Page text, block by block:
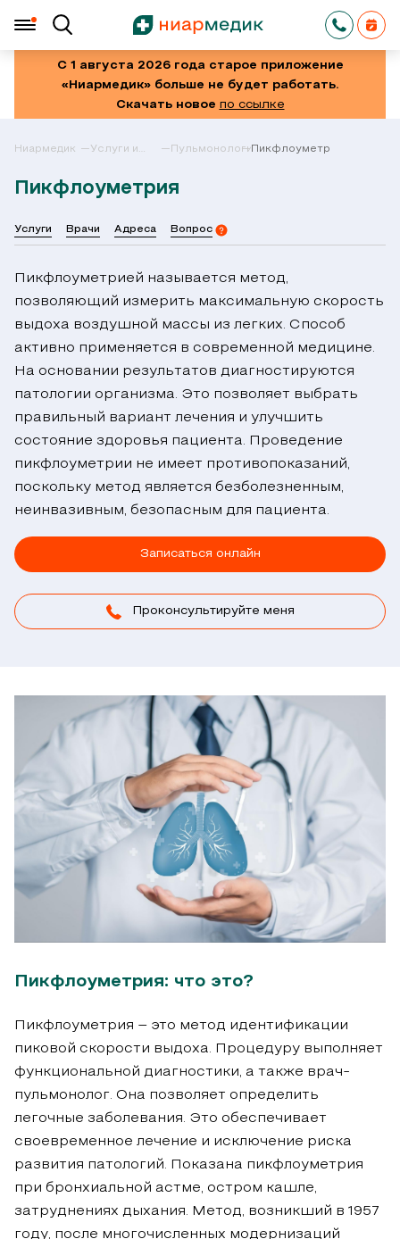
С 1 августа 2026 года старое приложение
«Ниармедик» больше не будет работать.
Скачать новое по ссылке
Ниармедик
Услуги и
ПульмонологияПикфлоуметрия
Пикфлоуметрия
Услуги Врачи Адреса Вопрос
Пикфлоуметрией называется метод,
позволяющий измерить максимальную скорость
выдоха воздушной массы из легких. Способ
активно применяется в современной медицине.
На основании результатов диагностируются
патологии организма. Это позволяет выбрать
правильный вариант лечения и улучшить
состояние здоровья пациента. Проведение
пикфлоуметрии не имеет противопоказаний,
поскольку метод является безболезненным,
неинвазивным, безопасным для пациента.
Записаться онлайн
Проконсультируйте меня
Пикфлоуметрия: что это?
Пикфлоуметрия – это метод идентификации
пиковой скорости выдоха. Процедуру выполняет
функциональной диагностики, а также врач-
пульмонолог. Она позволяет определить
легочные заболевания. Это обеспечивает
своевременное лечение и исключение риска
развития патологий. Показана пикфлоуметрия
при бронхиальной астме, остром кашле,
затруднениях дыхания. Метод, возникший в 1957
году, после многочисленных модернизаций